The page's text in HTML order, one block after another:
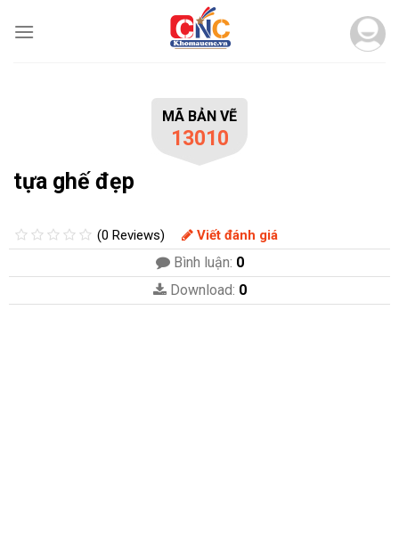
MÃ BẢN VẼ
13010
tựa ghế đẹp
(0 Reviews) Viết đánh giá
Bình luận: 0
Download: 0